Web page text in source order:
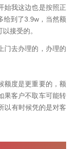
始我这边也是按照正
给到了3.9w，当然额
接受的。
门去办理的，办理的
度是更重要的，额
果客户不取车可能转
以有时候凭的是对客